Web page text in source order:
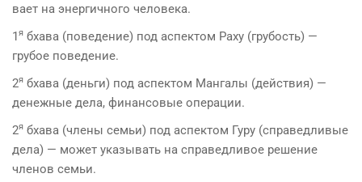
вает на энергичного человека.
1я бхава (поведение) под аспектом Раху (грубость) —
грубое поведение.
2я бхава (деньги) под аспектом Мангалы (действия) —
денежные дела, финансовые операции.
2я бхава (члены семьи) под аспектом Гуру (спра­ведливые
дела) — может указывать на справедливое реше­ние
членов семьи.